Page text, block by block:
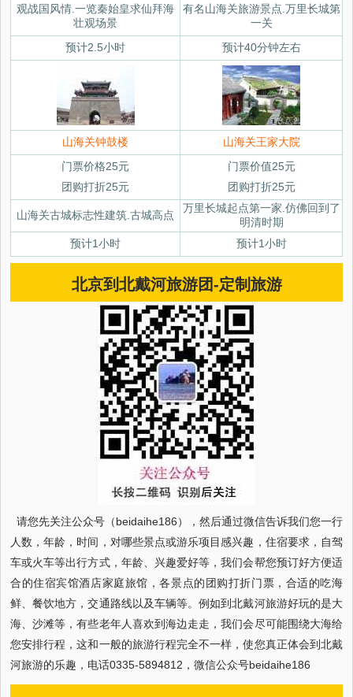
观战国风情.一览秦始皇求仙拜海
壮观场景
有名山海关旅游景点.万里长城第
一关
预计2.5小时
预计40分钟左右
山海关钟鼓楼
山海关王家大院
门票价格25元
团购打折25元
门票价值25元
团购打折25元
山海关古城标志性建筑.古城高点
万里长城起点第一家.仿佛回到了
明清时期
预计1小时
预计1小时
北京到北戴河旅游团-定制旅游
请您先关注公众号（beidaihe186），然后通过微信告诉我们您一行
人数，年龄，时间，对哪些景点或游乐项目感兴趣，住宿要求，自驾
车或火车等出行方式，年龄、兴趣爱好等，我们会帮您预订好方便适
合的住宿宾馆酒店家庭旅馆，各景点的团购打折门票，合适的吃海
鲜、餐饮地方，交通路线以及车辆等。例如到北戴河旅游好玩的是大
海、沙滩等，有些老年人喜欢到海边走走，我们会尽可能围绕大海给
您安排行程，这和一般的旅游行程完全不一样，使您真正体会到北戴
河旅游的乐趣，电话0335-5894812，微信公众号beidaihe186